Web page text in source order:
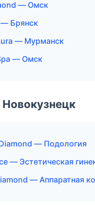
— Омск
— Брянск
— Мурманск
— Омск
— Подология
— Эстетическая
— Аппаратная